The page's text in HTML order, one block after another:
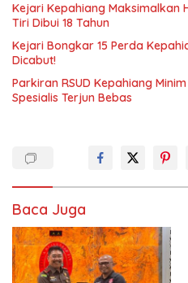
Kejari Kepahiang Maksimalkan
Tiri Dibui 18 Tahun
Kejari Bongkar 15 Perda
Dicabut!
Parkiran RSUD Kepahiang
Spesialis Terjun Bebas
Baca Juga